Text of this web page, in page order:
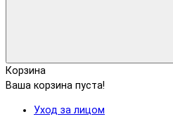
Корзина
Ваша корзина пуста!
Уход за лицом